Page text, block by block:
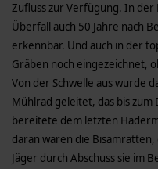
Zufluss zur Verfügung. In der
Überfall auch 50 Jahre nach
erkennbar. Und auch in der
Gräben noch eingezeichnet,
Von der Schwelle aus wurde
Mühlrad geleitet, das bis
bereitete dem letzten
daran waren die
Jäger durch Abschuss sie im